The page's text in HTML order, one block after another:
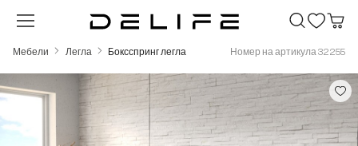
Преминете към основното съдържание
Мебели Легла Боксспринг легла Номер на артикула 32255
Пропуснете галерия с изображения